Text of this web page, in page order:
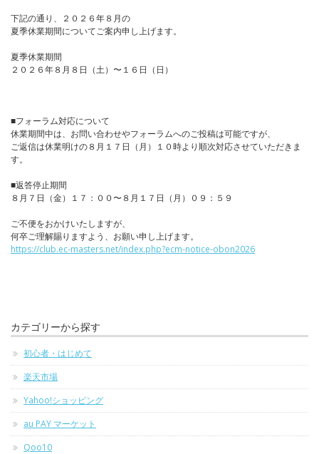
下記の通り、２０２６年８月の
夏季休業期間についてご案内申し上げます。
夏季休業期間
２０２６年８月８日（土）〜１６日（日）
■フォーラム対応について
休業期間中は、お問い合わせやフォーラムへのご投稿は可能ですが、
ご返信は休業明けの８月１７日（月）１０時より順次対応させていただきま
す。
■返答停止期間
８月７日（金）１７：００〜８月１７日（月）０９：５９
ご不便をおかけいたしますが、
何卒ご理解賜りますよう、お願い申し上げます。
https://club.ec-masters.net/index.php?ecm-notice-obon2026
カテゴリーから探す
初心者・はじめて
楽天市場
Yahoo!ショッピング
au PAY マーケット
Qoo10